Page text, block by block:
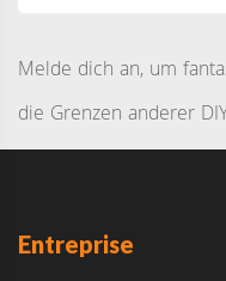
Melde dich an, um
die Grenzen anderer
Entreprise